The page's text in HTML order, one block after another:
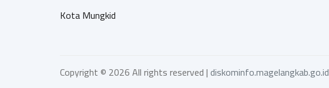
Kota Mungkid
Copyright © 2026 All rights reserved |diskominfo.magelangkab.go.id